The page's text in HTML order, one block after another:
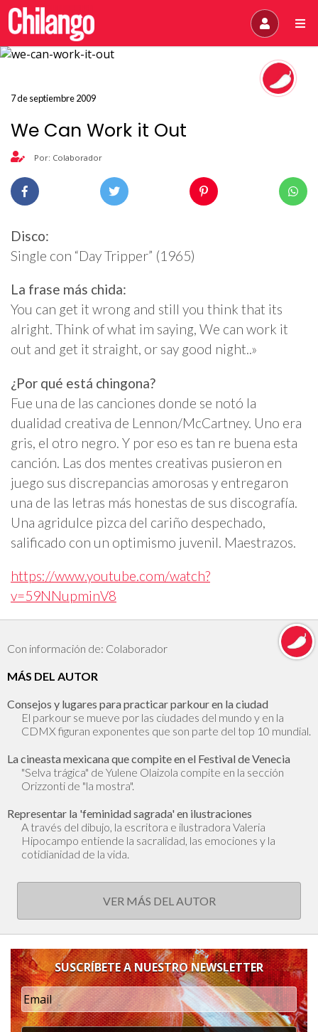
7 de septiembre 2009
We Can Work it Out
Por: Colaborador
Disco:
Single con “Day Tripper” (1965)
La frase más chida:
You can get it wrong and still you think that its
alright. Think of what im saying, We can work it
out and get it straight, or say good night..»
¿Por qué está chingona?
Fue una de las canciones donde se notó la
dualidad creativa de Lennon/McCartney. Uno era
gris, el otro negro. Y por eso es tan re buena esta
canción. Las dos mentes creativas pusieron en
juego sus discrepancias amorosas y entregaron
una de las letras más honestas de sus discografía.
Una agridulce pizca del cariño despechado,
salificado con un optimismo juvenil. Maestrazos.
https://www.youtube.com/watch?
v=59NNupminV8
Con información de: Colaborador
MÁS DEL AUTOR
Consejos y lugares para practicar parkour en la ciudad
El parkour se mueve por las ciudades del mundo y en la
CDMX figuran exponentes que son parte del top 10 mundial.
La cineasta mexicana que compite en el Festival de Venecia
"Selva trágica" de Yulene Olaizola compite en la sección
Orizzonti de "la mostra".
Representar la 'feminidad sagrada' en ilustraciones
A través del dibujo, la escritora e ilustradora Valeria
Hipocampo entiende la sacralidad, las emociones y la
cotidianidad de la vida.
VER MÁS DEL AUTOR
SUSCRÍBETE A NUESTRO NEWSLETTER